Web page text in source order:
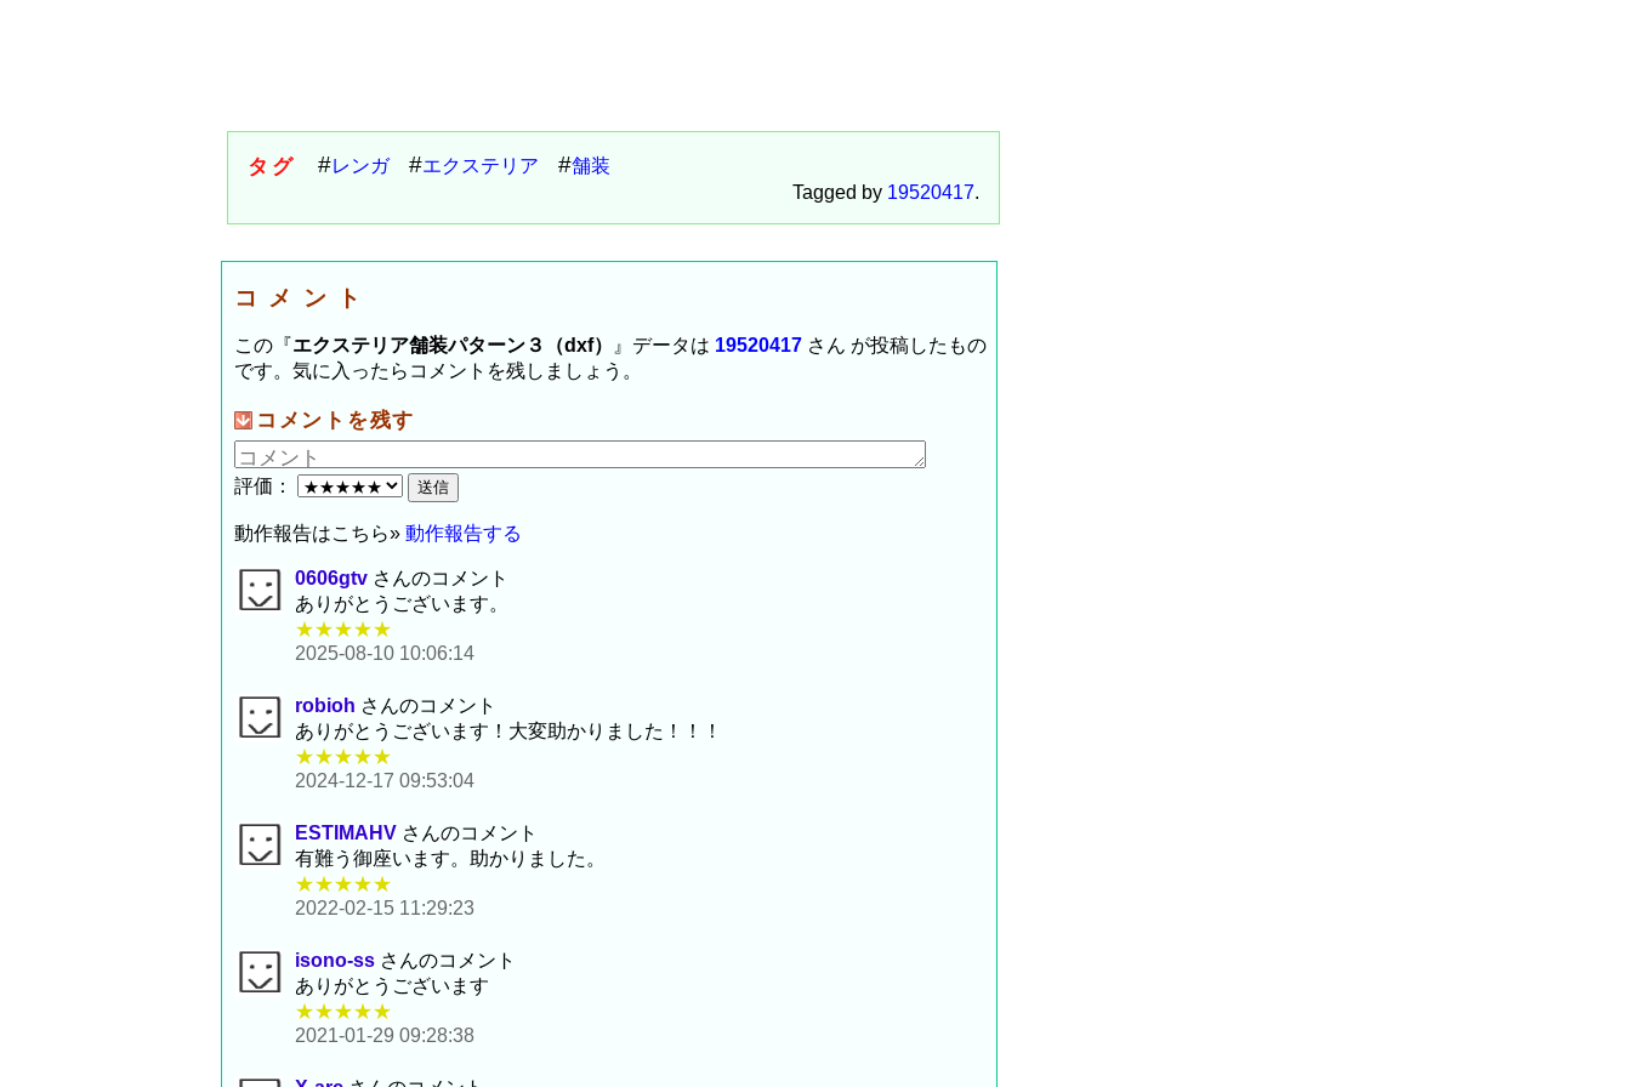
タグ レンガ エクステリア
舗装
Tagged by 19520417.
コメント
この『エクステリア舗装パターン３（dxf） 』データは 19520417 さん が投稿したもの
です。気に入ったらコメントを残しましょう。
コメントを残す
評価：
動作報告はこちら» 動作報告する
0606gtv さんのコメント
ありがとうございます。
★★★★★
2025-08-10 10:06:14
robioh さんのコメント
ありがとうございます！大変助かりました！！！
★★★★★
2024-12-17 09:53:04
ESTIMAHV さんのコメント
有難う御座います。助かりました。
★★★★★
2022-02-15 11:29:23
isono-ss さんのコメント
ありがとうございます
★★★★★
2021-01-29 09:28:38